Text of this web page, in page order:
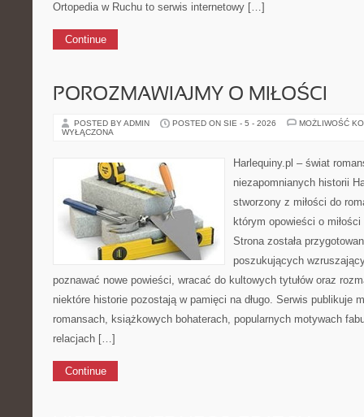
Ortopedia w Ruchu to serwis internetowy […]
Continue
POROZMAWIAJMY O MIŁOŚCI
POSTED BY ADMIN POSTED ON SIE - 5 - 2026
MOŻLIWOŚĆ
WYŁĄCZONA
Harlequiny.pl – świat
niezapomnianych historii
stworzony z miłości do
którym opowieści o
Strona została
poszukujących
poznawać nowe powieści, wracać do kultowych tytułów oraz
niektóre historie pozostają w pamięci na długo. Serwis publikuje
romansach, książkowych bohaterach, popularnych motywach
relacjach […]
Continue